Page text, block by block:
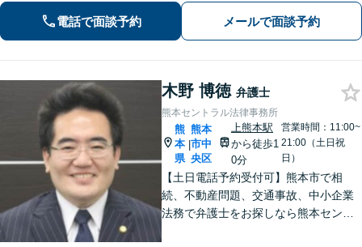
か、解決できるとしてどういった解決
策があるかご提案します。
電話で面談予約 メールで面談予約
木野 博徳 弁護士
熊本セントラル法律事務所
熊
本
県
|
熊本
市中
央区
上熊本駅
から徒歩1
0分
営業時間：11:00~
21:00（土日祝
日）
【土日電話予約受付可】熊本市で相
続、不動産問題、交通事故、中小企業
法務で弁護士をお探しなら熊本セント